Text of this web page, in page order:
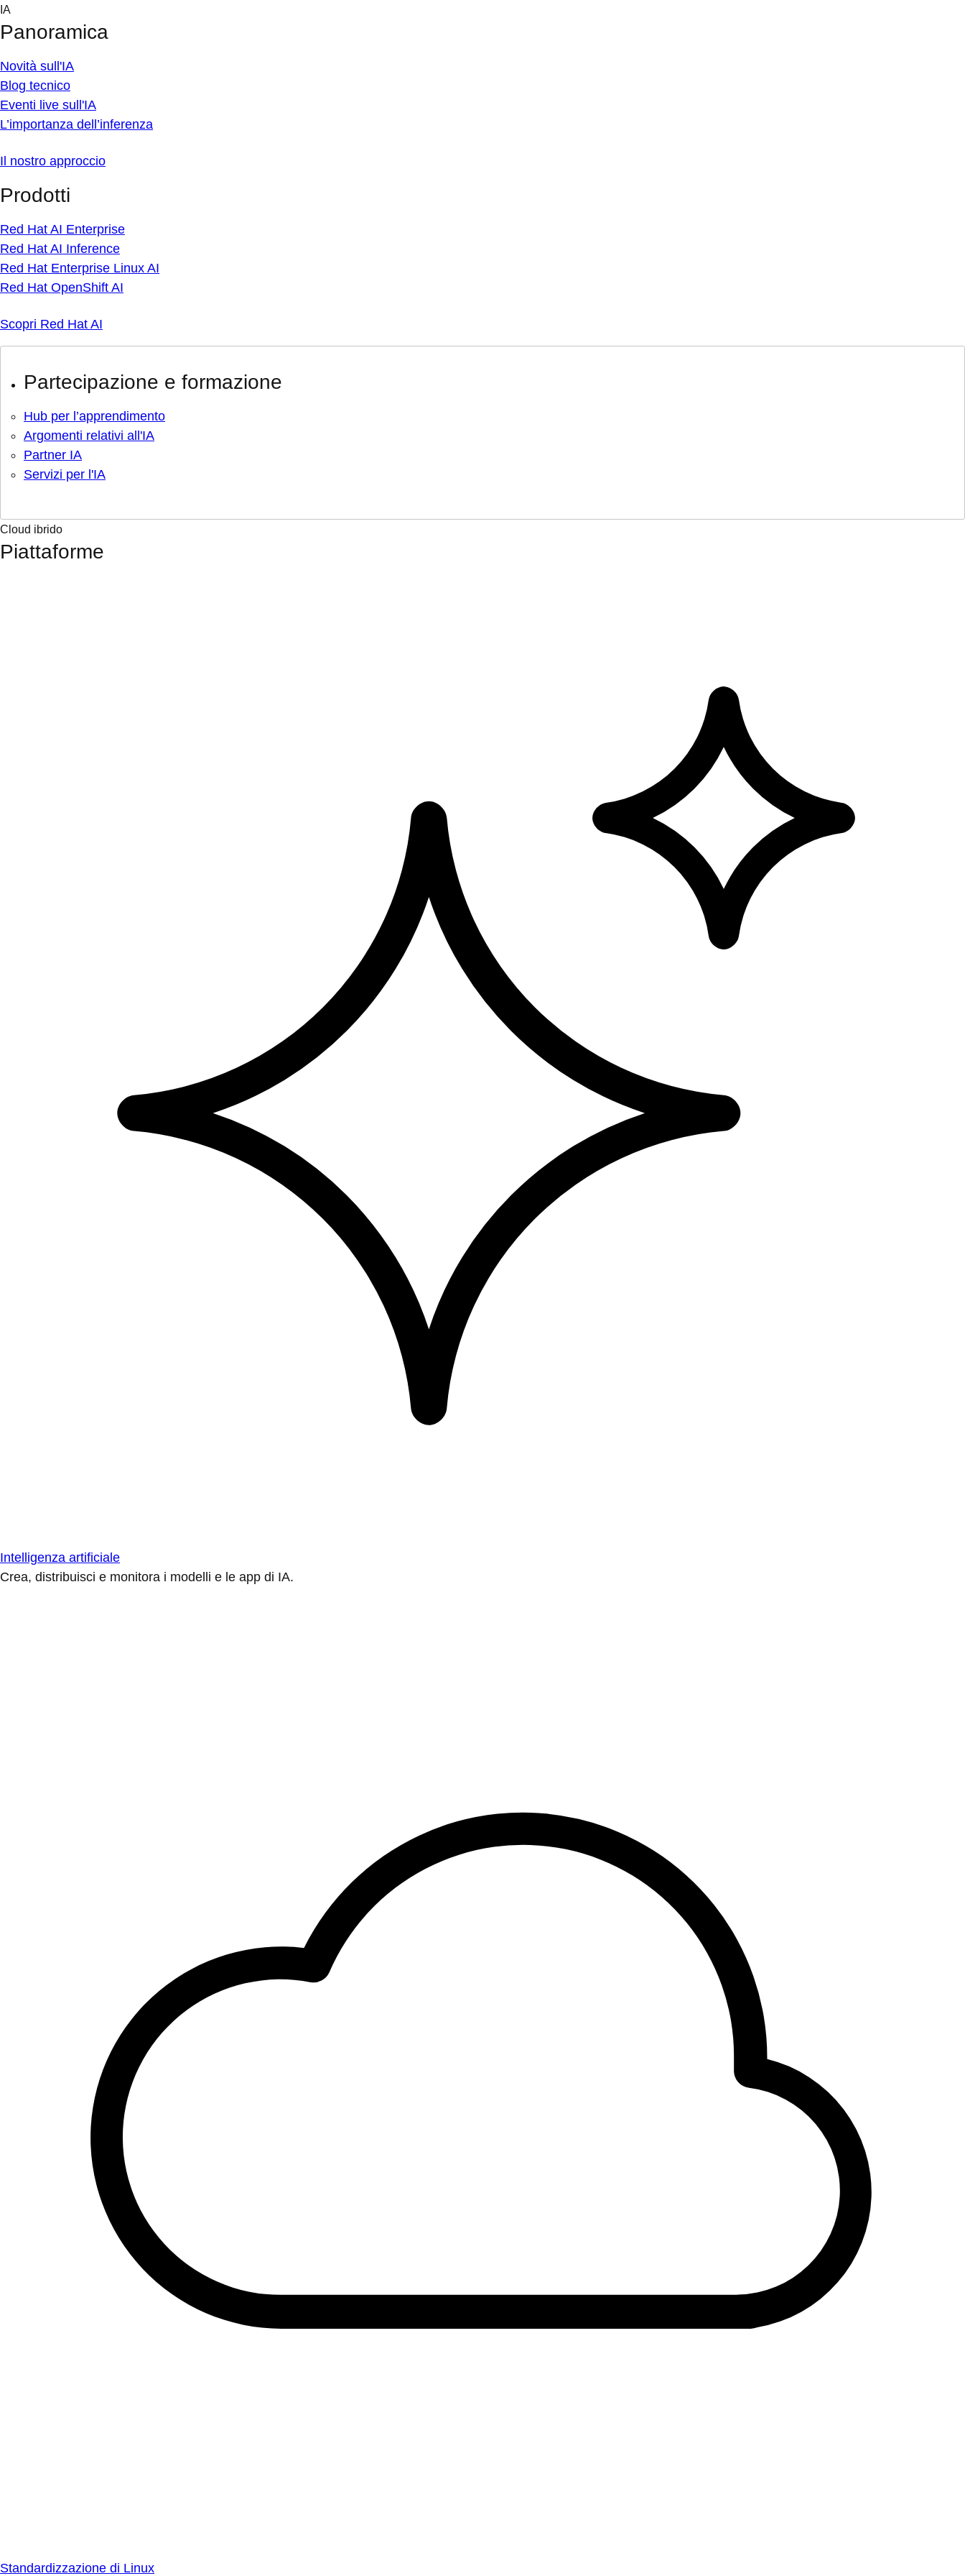
Skip
content
IA
Panoramica
Novità sull'IA
Blog tecnico
Eventi live sull'IA
L’importanza dell’inferenza
Il nostro approccio
Prodotti
Red Hat AI Enterprise
Red Hat AI Inference
Red Hat Enterprise Linux AI
Red Hat OpenShift AI
Scopri Red Hat AI
Partecipazione e formazione
Hub per l’apprendimento
Argomenti relativi all'IA
Partner IA
Servizi per l'IA
Cloud ibrido
Piattaforme
Intelligenza artificiale
Crea, distribuisci e monitora i modelli e le app di IA.
Standardizzazione di Linux